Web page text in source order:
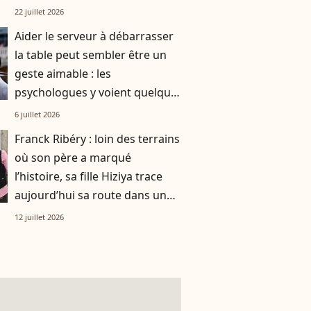
smoothie"
22 juillet 2026
Aider le serveur à débarrasser
la table peut sembler être un
geste aimable : les
psychologues y voient quelque
chose de bien plus profond.
6 juillet 2026
Franck Ribéry : loin des terrains
où son père a marqué
l’histoire, sa fille Hiziya trace
aujourd’hui sa route dans un
tout autre univers
12 juillet 2026